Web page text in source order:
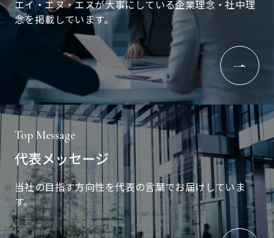
エイ・エヌ・エスが大事にしている企業理念・社中理
念を掲載しています。
Top Message
代表メッセージ
当社の目指す方向性を代表の言葉でお届けしていま
す。